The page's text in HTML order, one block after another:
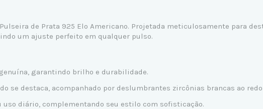
de Prata 925 Elo Americano. Projetada meticulosamente para
um ajuste perfeito em qualquer pulso.
garantindo brilho e durabilidade.
se destaca, acompanhado por deslumbrantes zircônias brancas ao
uso diário, complementando seu estilo com sofisticação.